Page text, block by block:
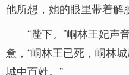
他所想，她的眼里带着解
“陛下。”峒林王妃声
惫，“峒林王已死，峒林
城中百姓。”